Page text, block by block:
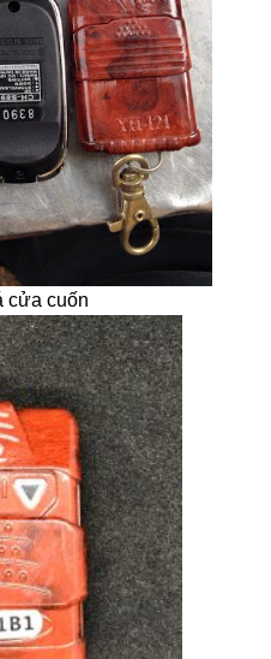
cửa cuốn